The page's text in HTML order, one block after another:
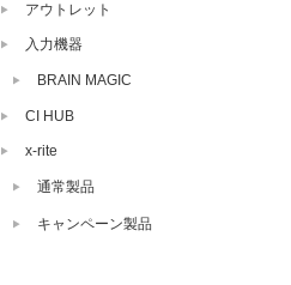
アウトレット
入力機器
BRAIN MAGIC
CI HUB
x-rite
通常製品
キャンペーン製品